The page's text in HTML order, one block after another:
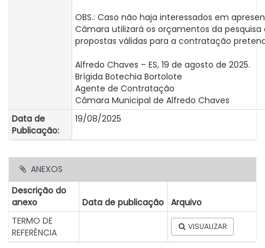
OBS.: Caso não haja interessados em
Câmara utilizará os orçamentos da
propostas válidas para a contratação
Alfredo Chaves – ES, 19 de agosto de 2025.
Brígida Botechia Bortolote
Agente de Contratação
Câmara Municipal de Alfredo Chaves
Data de
Publicação:
19/08/2025
ANEXOS
Descrição do
anexo
Data de publicação Arquivo
TERMO DE
REFERÊNCIA
VISUALIZAR